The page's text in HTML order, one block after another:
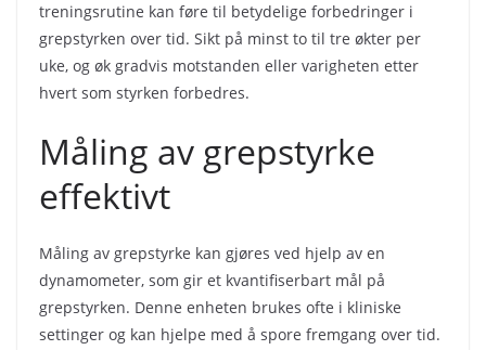
treningsrutine kan føre til betydelige forbedringer i
grepstyrken over tid. Sikt på minst to til tre økter per
uke, og øk gradvis motstanden eller varigheten etter
hvert som styrken forbedres.
Måling av grepstyrke
effektivt
Måling av grepstyrke kan gjøres ved hjelp av en
dynamometer, som gir et kvantifiserbart mål på
grepstyrken. Denne enheten brukes ofte i kliniske
settinger og kan hjelpe med å spore fremgang over tid.